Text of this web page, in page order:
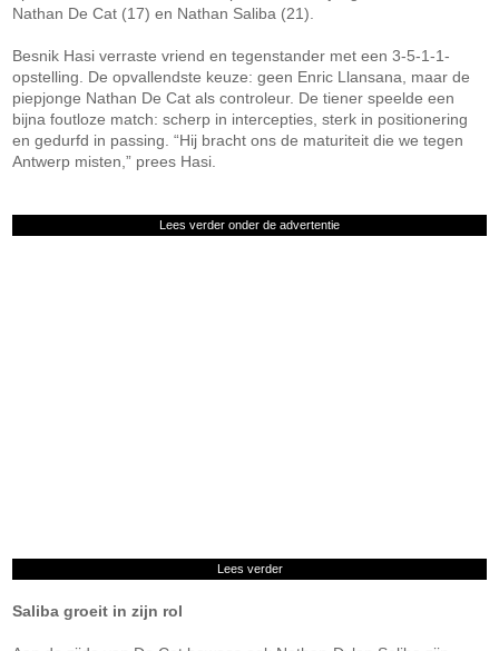
Nathan De Cat (17) en Nathan Saliba (21).
Besnik Hasi verraste vriend en tegenstander met een 3-5-1-1-
opstelling. De opvallendste keuze: geen Enric Llansana, maar de
piepjonge Nathan De Cat als controleur. De tiener speelde een
bijna foutloze match: scherp in intercepties, sterk in positionering
en gedurfd in passing. “Hij bracht ons de maturiteit die we tegen
Antwerp misten,” prees Hasi.
Lees verder onder de advertentie
Lees verder
Saliba groeit in zijn rol